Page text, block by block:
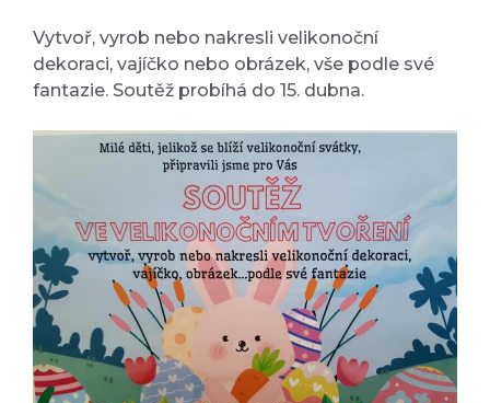
Vytvoř, vyrob nebo nakresli velikonoční
dekoraci, vajíčko nebo obrázek, vše podle své
fantazie. Soutěž probíhá do 15. dubna.